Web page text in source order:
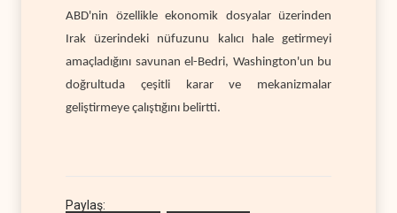
ABD'nin özellikle ekonomik dosyalar üzerinden
Irak üzerindeki nüfuzunu kalıcı hale getirmeyi
amaçladığını savunan el-Bedri, Washington'un bu
doğrultuda çeşitli karar ve mekanizmalar
geliştirmeye çalıştığını belirtti.
Paylaş: